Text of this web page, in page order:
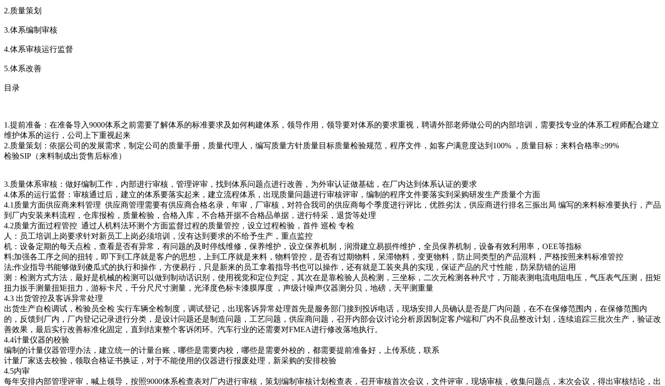
2.质量策划
3.体系编制审核
4.体系审核运行监督
5.体系改善
目录
1.提前准备：在准备导入9000体系之前需要了解体系的标准要求及如何构建体系，领导作用，领导要对体系的要求重视，聘请外部老师做公司的内部培训，需要找专业的体系工程师配合建立
维护体系的运行，公司上下重视起来
2.质量策划：依据公司的发展需求，制定公司的质量手册，质量代理人，编写质量方针质量目标质量检验规范，程序文件，如客户满意度达到100% ，质量目标：来料合格率≥99%
检验SIP（来料制成出货售后标准）
3.质量体系审核：做好编制工作，内部进行审核，管理评审，找到体系问题点进行改善，为外审认证做基础，在厂内达到体系认证的要求
4.体系的运行监督：审核通过后，建立的体系要落实起来，建立流程体系，出现质量问题进行审核评审，编制的程序文件要落实到采购研发生产质量个方面
4.1质量方面供应商来料管理 供应商管理需要有供应商合格名录，年审，厂审核，对符合我司的供应商每个季度进行评比，优胜劣汰，供应商进行排名三振出局 编写的来料标准要执行，产品
到厂内安装来料流程，仓库报检，质量检验，合格入库，不合格开据不合格品单据，进行特采，退货等处理
4.2质量方面过程管控 通过人机料法环测个方面监督过程的质量管控，设立过程检验，首件 巡检 专检
人：员工培训上岗要求针对新员工上岗必须培训，没有达到要求的不给予生产，重点监控
机：设备定期的每天点检，查看是否有异常，有问题的及时停线维修，保养维护，设立保养机制，润滑建立易损件维护，全员保养机制，设备有效利用率，OEE等指标
料;加强各工序之间的扭转，即下到工序就是客户的思想，上到工序就是来料，物料管控，是否有过期物料，呆滞物料，变更物料，防止同类型的产品混料，严格按照来料标准管控
法;作业指导书能够做到傻瓜式的执行和操作，方便易行，只是新来的员工拿着指导书也可以操作，还有就是工装夹具的实现，保证产品的尺寸性能，防呆防错的运用
测：检测方式方法，最好是机械的检测可以做到制动话识别，使用视觉和定位判定，其次在是靠检验人员检测，三坐标，二次元检测各种尺寸，万能表测电流电阻电压，气压表气压测，扭矩
扭力扳手测量扭矩扭力，游标卡尺，千分尺尺寸测量，光泽度色标卡漆膜厚度 ，声级计噪声仪器测分贝，地磅，天平测重量
4.3 出货管控及客诉异常处理
出货生产自检调试，检验员全检 实行车辆全检制度，调试登记，出现客诉异常处理首先是服务部门接到投诉电话，现场安排人员确认是否是厂内问题，在不在保修范围内，在保修范围内
的，反馈到厂内，厂内登记记录进行分类，是设计问题还是制造问题，工艺问题，供应商问题，召开内部会议讨论分析原因制定客户端和厂内不良品整改计划，连续追踪三批次生产，验证改
善效果，最后实行改善标准化固定，直到结束整个客诉闭环。汽车行业的还需要对FMEA进行修改落地执行。
4.4计量仪器的校验
编制的计量仪器管理办法，建立统一的计量台账，哪些是需要内校，哪些是需要外校的，都需要提前准备好，上传系统，联系
计量厂家送去校验，领取合格证书换证，对于不能使用的仪器进行报废处理，新采购的安排校验
4.5内审
每年安排内部管理评审，喊上领导，按照9000体系检查表对厂内进行审核，策划编制审核计划检查表，召开审核首次会议，文件评审，现场审核，收集问题点，末次会议，得出审核结论，出